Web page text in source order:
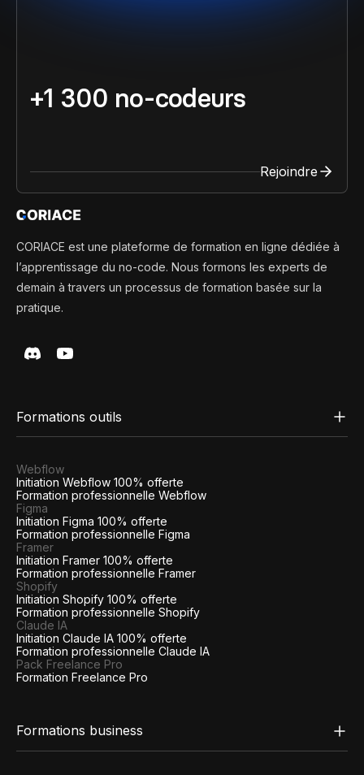
+1 300 no-codeurs
Rejoindre
CORIACE est une plateforme de formation en ligne dédiée à
l’apprentissage du no-code. Nous formons les experts de
demain à travers un processus de formation basée sur la
pratique.
Formations outils
Webflow
Initiation Webflow 100% offerte
Formation professionnelle Webflow
Figma
Initiation Figma 100% offerte
Formation professionnelle Figma
Framer
Initiation Framer 100% offerte
Formation professionnelle Framer
Shopify
Initiation Shopify 100% offerte
Formation professionnelle Shopify
Claude IA
Initiation Claude IA 100% offerte
Formation professionnelle Claude IA
Pack Freelance Pro
Formation Freelance Pro
Formations business